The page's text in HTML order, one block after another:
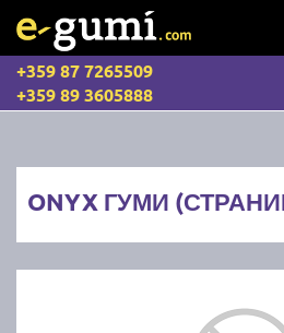
+359 87 7265509
+359 89 3605888
ONYX ГУМИ